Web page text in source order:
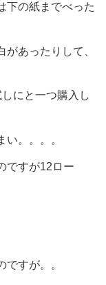
下の紙までべった
あったりして、
にと一つ購入し
。。。。
ですが12ロー
すが。。